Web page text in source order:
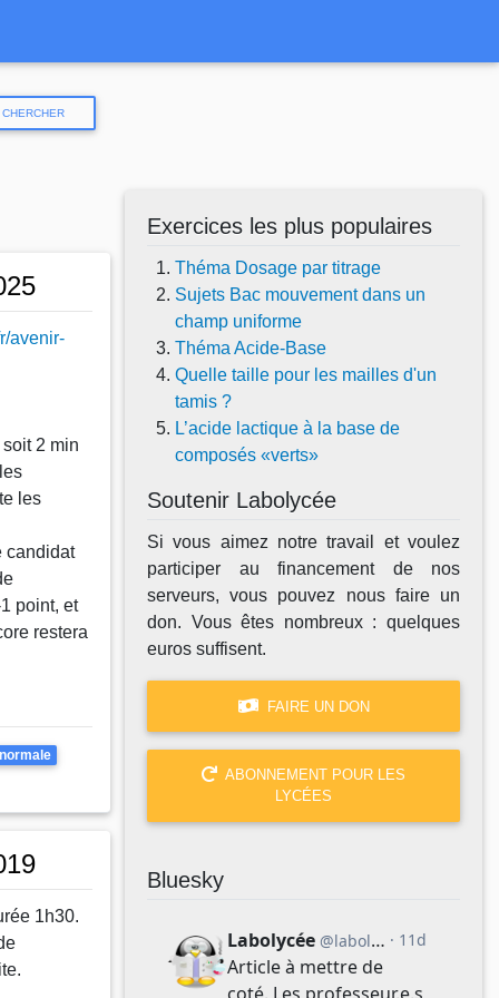
CHERCHER
avenir-
2 min
les
candidat
point, et
restera
1h30.
Exercices les plus populaires
Théma Dosage par titrage
Sujets Bac mouvement dans un
champ uniforme
Théma Acide-Base
Quelle taille pour les mailles d'un
tamis ?
L’acide lactique à la base de
composés «verts»
Soutenir Labolycée
Si vous aimez notre travail et voulez
participer au financement de nos
serveurs, vous pouvez nous faire un
don. Vous êtes nombreux : quelques
euros suffisent.
FAIRE UN DON
ABONNEMENT POUR LES
LYCÉES
Bluesky